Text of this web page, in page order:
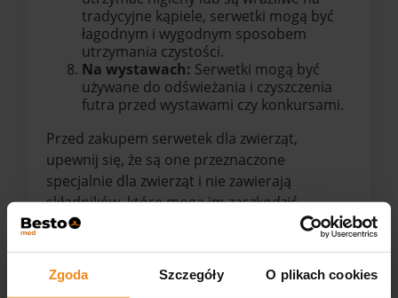
Zgoda Szczegóły O plikach cookies
tradycyjne kąpiele, serwetki mogą być
łagodnym i wygodnym sposobem
utrzymania czystości.
Na wystawach: Serwetki mogą być
używane do odświeżania i czyszczenia
futra przed wystawami czy konkursami.
Przed zakupem serwetek dla zwierząt,
upewnij się, że są one przeznaczone
specjalnie dla zwierząt i nie zawierają
składników, które mogą im zaszkodzić.
Pamiętaj także, że niektóre zwierzęta mogą
mieć wrażliwą skórę lub alergie, więc zawsze
zwracaj uwagę na reakcje swojego zwierzaka
na używane produkty.